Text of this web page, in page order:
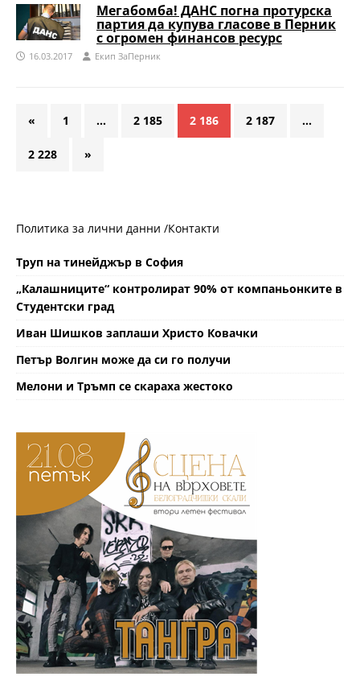
Мегабомба! ДАНС погна протурска
партия да купува гласове в Перник
с огромен финансов ресурс
16.03.2017 Eкип ЗаПерник
« 1 … 2 185 2 186 2 187 …
2 228 »
Политика за лични данни /Контакти
Труп на тинейджър в София
„Калашниците“ контролират 90% от компаньонките в
Студентски град
Иван Шишков заплаши Христо Ковачки
Петър Волгин може да си го получи
Мелони и Тръмп се скараха жестоко